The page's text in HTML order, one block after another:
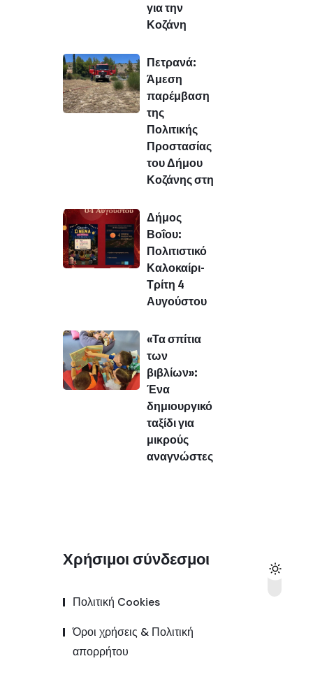
για την
Κοζάνη
Πετρανά:
Άμεση
παρέμβαση
της
Πολιτικής
Προστασίας
του Δήμου
Κοζάνης στη
Δήμος
Βοΐου:
Πολιτιστικό
Καλοκαίρι-
Τρίτη 4
Αυγούστου
«Τα σπίτια
των
βιβλίων»:
Ένα
δημιουργικό
ταξίδι για
μικρούς
αναγνώστες
Χρήσιμοι σύνδεσμοι
Πολιτική Cookies
Όροι χρήσεις & Πολιτική
απορρήτου